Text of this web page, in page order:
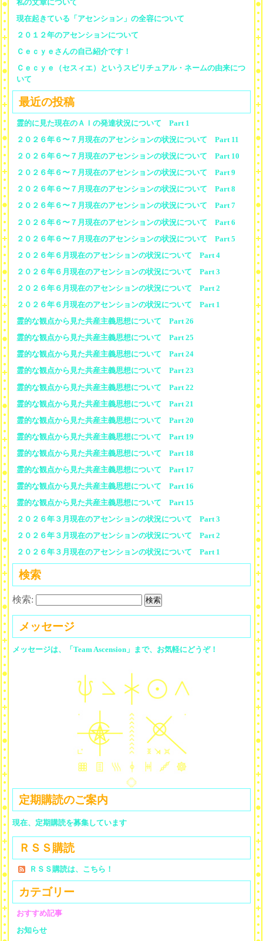
私の文章について
現在起きている「アセンション」の全容について
２０１２年のアセンションについて
Ｃｅｃｙｅさんの自己紹介です！
Ｃｅｃｙｅ（セスィエ）というスピリチュアル・ネームの由来につ
いて
最近の投稿
霊的に見た現在のＡＩの発達状況について Part 1
２０２６年６〜７月現在のアセンションの状況について Part 11
２０２６年６〜７月現在のアセンションの状況について Part 10
２０２６年６〜７月現在のアセンションの状況について Part 9
２０２６年６〜７月現在のアセンションの状況について Part 8
２０２６年６〜７月現在のアセンションの状況について Part 7
２０２６年６〜７月現在のアセンションの状況について Part 6
２０２６年６〜７月現在のアセンションの状況について Part 5
２０２６年６月現在のアセンションの状況について Part 4
２０２６年６月現在のアセンションの状況について Part 3
２０２６年６月現在のアセンションの状況について Part 2
２０２６年６月現在のアセンションの状況について Part 1
霊的な観点から見た共産主義思想について Part 26
霊的な観点から見た共産主義思想について Part 25
霊的な観点から見た共産主義思想について Part 24
霊的な観点から見た共産主義思想について Part 23
霊的な観点から見た共産主義思想について Part 22
霊的な観点から見た共産主義思想について Part 21
霊的な観点から見た共産主義思想について Part 20
霊的な観点から見た共産主義思想について Part 19
霊的な観点から見た共産主義思想について Part 18
霊的な観点から見た共産主義思想について Part 17
霊的な観点から見た共産主義思想について Part 16
霊的な観点から見た共産主義思想について Part 15
２０２６年３月現在のアセンションの状況について Part 3
２０２６年３月現在のアセンションの状況について Part 2
２０２６年３月現在のアセンションの状況について Part 1
検索
検索:
メッセージ
メッセージは、「Team Ascension」まで、お気軽にどうぞ！
定期購読のご案内
現在、定期購読を募集しています
ＲＳＳ購読
ＲＳＳ購読は、こちら！
カテゴリー
おすすめ記事
お知らせ